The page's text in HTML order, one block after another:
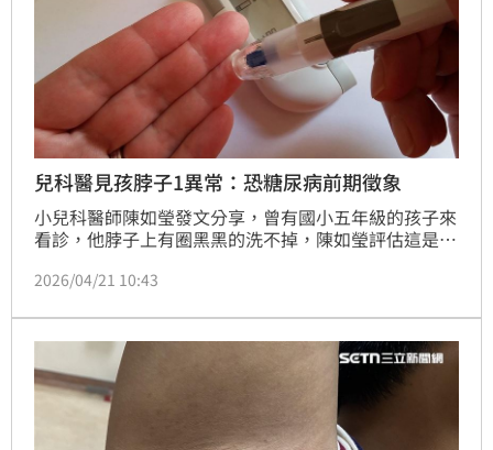
兒科醫見孩脖子1異常：恐糖尿病前期徵象
小兒科醫師陳如瑩發文分享，曾有國小五年級的孩子來
看診，他脖子上有圈黑黑的洗不掉，陳如瑩評估這是黑
麼？陳如瑩解釋，它為胰島素分泌過多、刺激皮膚角質
嗎？她指出，該症是身體代謝異常的警訊，願意調整飲
食、控制體重，有機會慢慢恢復正常。
2026/04/21 10:43